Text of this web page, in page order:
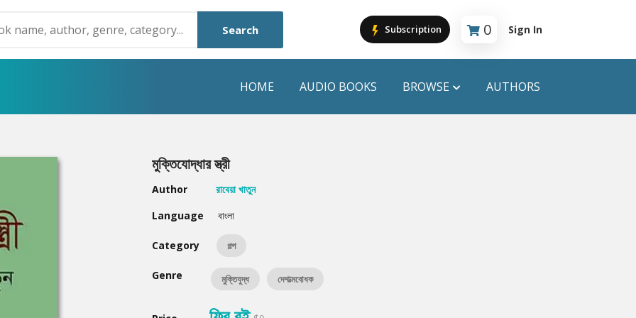
Search Subscription 0
Cart is empty
Sign In
HOME AUDIO BOOKS BROWSE
Humayun Ahmed
Mouri Morium
AUTHORS
মুক্তিযোদ্ধার স্ত্রী
Author
রাবেয়া খাতুন
Language
বাংলা
Category গল্প
Genre মুক্তিযুদ্ধ দেশাত্মবোধক